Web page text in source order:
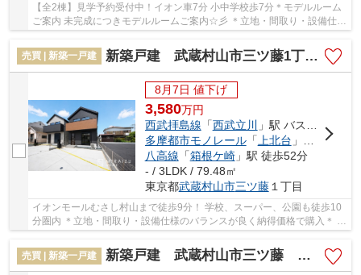
【全2棟】見学予約受付中！イオン車7分 小中学校歩7分＊モデルルーム
ご案内 未完成につきモデルルームご案内☆彡 ＊立地・間取り・設備仕様
のバランスが良く納得価格で購入＊ 住宅性能...
売買 | 新築一戸建
新築戸建 武蔵村山市三ツ藤1丁目第1期 全4棟
8月7日 値下げ
3,580万円
西武拝島線 「西武立川 」駅 バス24分 「三ツ藤住宅」 停歩6分
多摩都市モノレール「 上北台 」駅 徒歩45分
八高線 「箱根ケ崎」駅 徒歩52分
- / 3LDK / 79.48㎡
東京都武蔵村山市三ツ藤１丁目
イオンモールむさし村山まで徒歩9分！ 学校、スーパー、公園も徒歩10
分圏内 ＊立地・間取り・設備仕様のバランスが良く納得価格で購入＊ 住
宅性能評価付きで安心邸宅！色んな不安を解...
売買 | 新築一戸建
新築戸建 武蔵村山市三ツ藤 全2棟